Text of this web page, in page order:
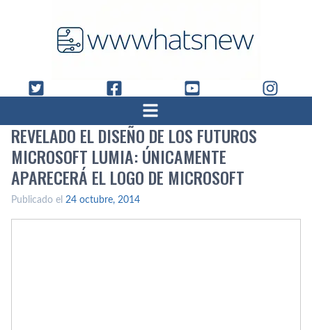
REVELADO EL DISEÑO DE LOS FUTUROS
MICROSOFT LUMIA: ÚNICAMENTE
APARECERÁ EL LOGO DE MICROSOFT
Publicado el 24 octubre, 2014